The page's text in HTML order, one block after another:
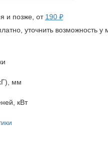
и позже, от 190 ₽
уточнить возможность у
мм
кВт